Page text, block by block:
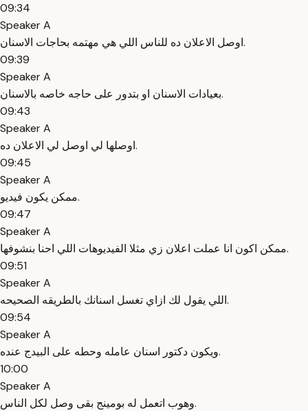
09:34
Speaker A
اوصل الاعلان ده للناس اللي هي مهتمه بحاجات الاسنان.
09:39
Speaker A
بعيادات الاسنان او بتدور على حاجه خاصه بالاسنان.
09:43
Speaker A
اوصلها لي اوصل لي الاعلان ده.
09:45
Speaker A
ممكن يكون فيديو.
09:47
Speaker A
ممكن اكون انا عملت اعلان زي مثلا الفيديوهات اللي احنا بنشوفها.
09:51
Speaker A
اللي يقول لك ازاي تغسل اسنانك بالطريقه الصحيحه.
09:54
Speaker A
ويكون دكتور اسنان عامله وحطه على البيدج عنده.
10:00
Speaker A
وهوب اتعمل له بومينج بقى وصل لكل الناس.